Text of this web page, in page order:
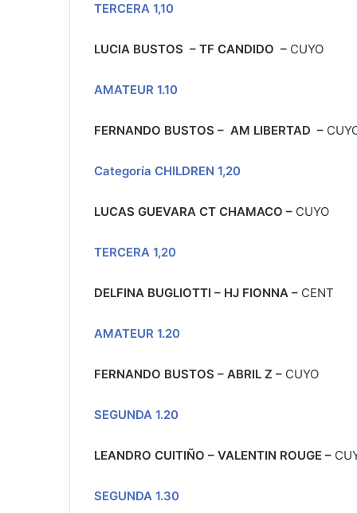
TERCERA 1,10
LUCIA BUSTOS – TF CANDIDO – CUYO
AMATEUR 1.10
FERNANDO BUSTOS – AM LIBERTAD –
Categoría CHILDREN 1,20
LUCAS GUEVARA CT CHAMACO – CUYO
TERCERA 1,20
DELFINA BUGLIOTTI – HJ FIONNA – CENT
AMATEUR 1.20
FERNANDO BUSTOS – ABRIL Z – CUYO
SEGUNDA 1.20
LEANDRO CUITIÑO – VALENTIN ROUGE –
SEGUNDA 1.30